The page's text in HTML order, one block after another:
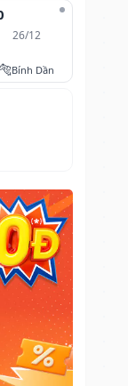
26/12
🐅Bính Dần